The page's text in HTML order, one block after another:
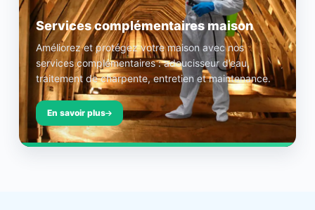
Services complémentaires maison
Améliorez et protégez votre maison avec nos
services complémentaires : adoucisseur d’eau,
traitement de charpente, entretien et maintenance.
En savoir plus